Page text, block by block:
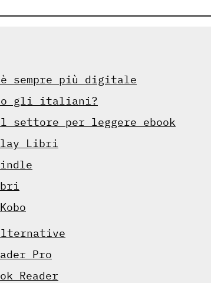
sempre più digitale
gli italiani?
settore per leggere ebook
Libri
Pro
Reader